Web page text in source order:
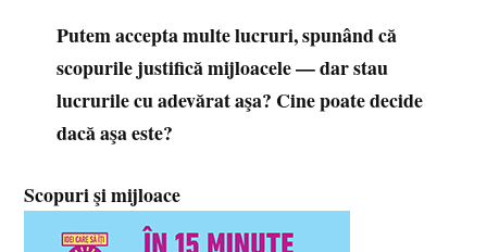
Putem accepta multe lucruri, spunând că
scopurile justifică mijloacele — dar stau
lucrurile cu adevărat aşa? Cine poate decide
dacă aşa este?
Scopuri şi mijloace